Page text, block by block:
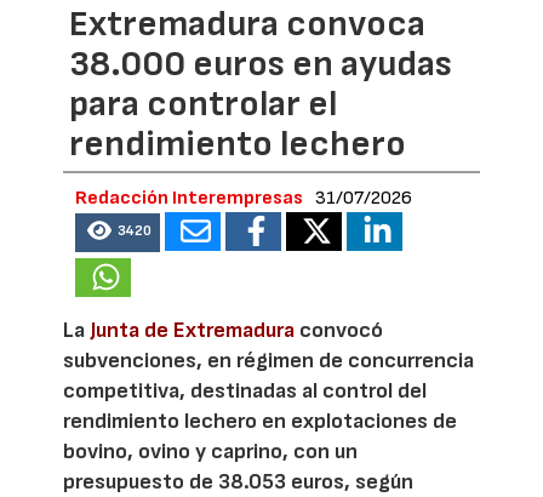
Extremadura convoca
38.000 euros en ayudas
para controlar el
rendimiento lechero
Redacción Interempresas 31/07/2026
3420
LaJunta de Extremadura convocó
subvenciones, en régimen de concurrencia
competitiva, destinadas al control del
rendimiento lechero en explotaciones de
bovino, ovino y caprino, con un
presupuesto de 38.053 euros, según